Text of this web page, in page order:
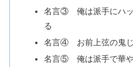
名言③ 俺は派手にハッ
る
名言④ お前上弦の鬼じ
名言⑤ 俺は派手で華や